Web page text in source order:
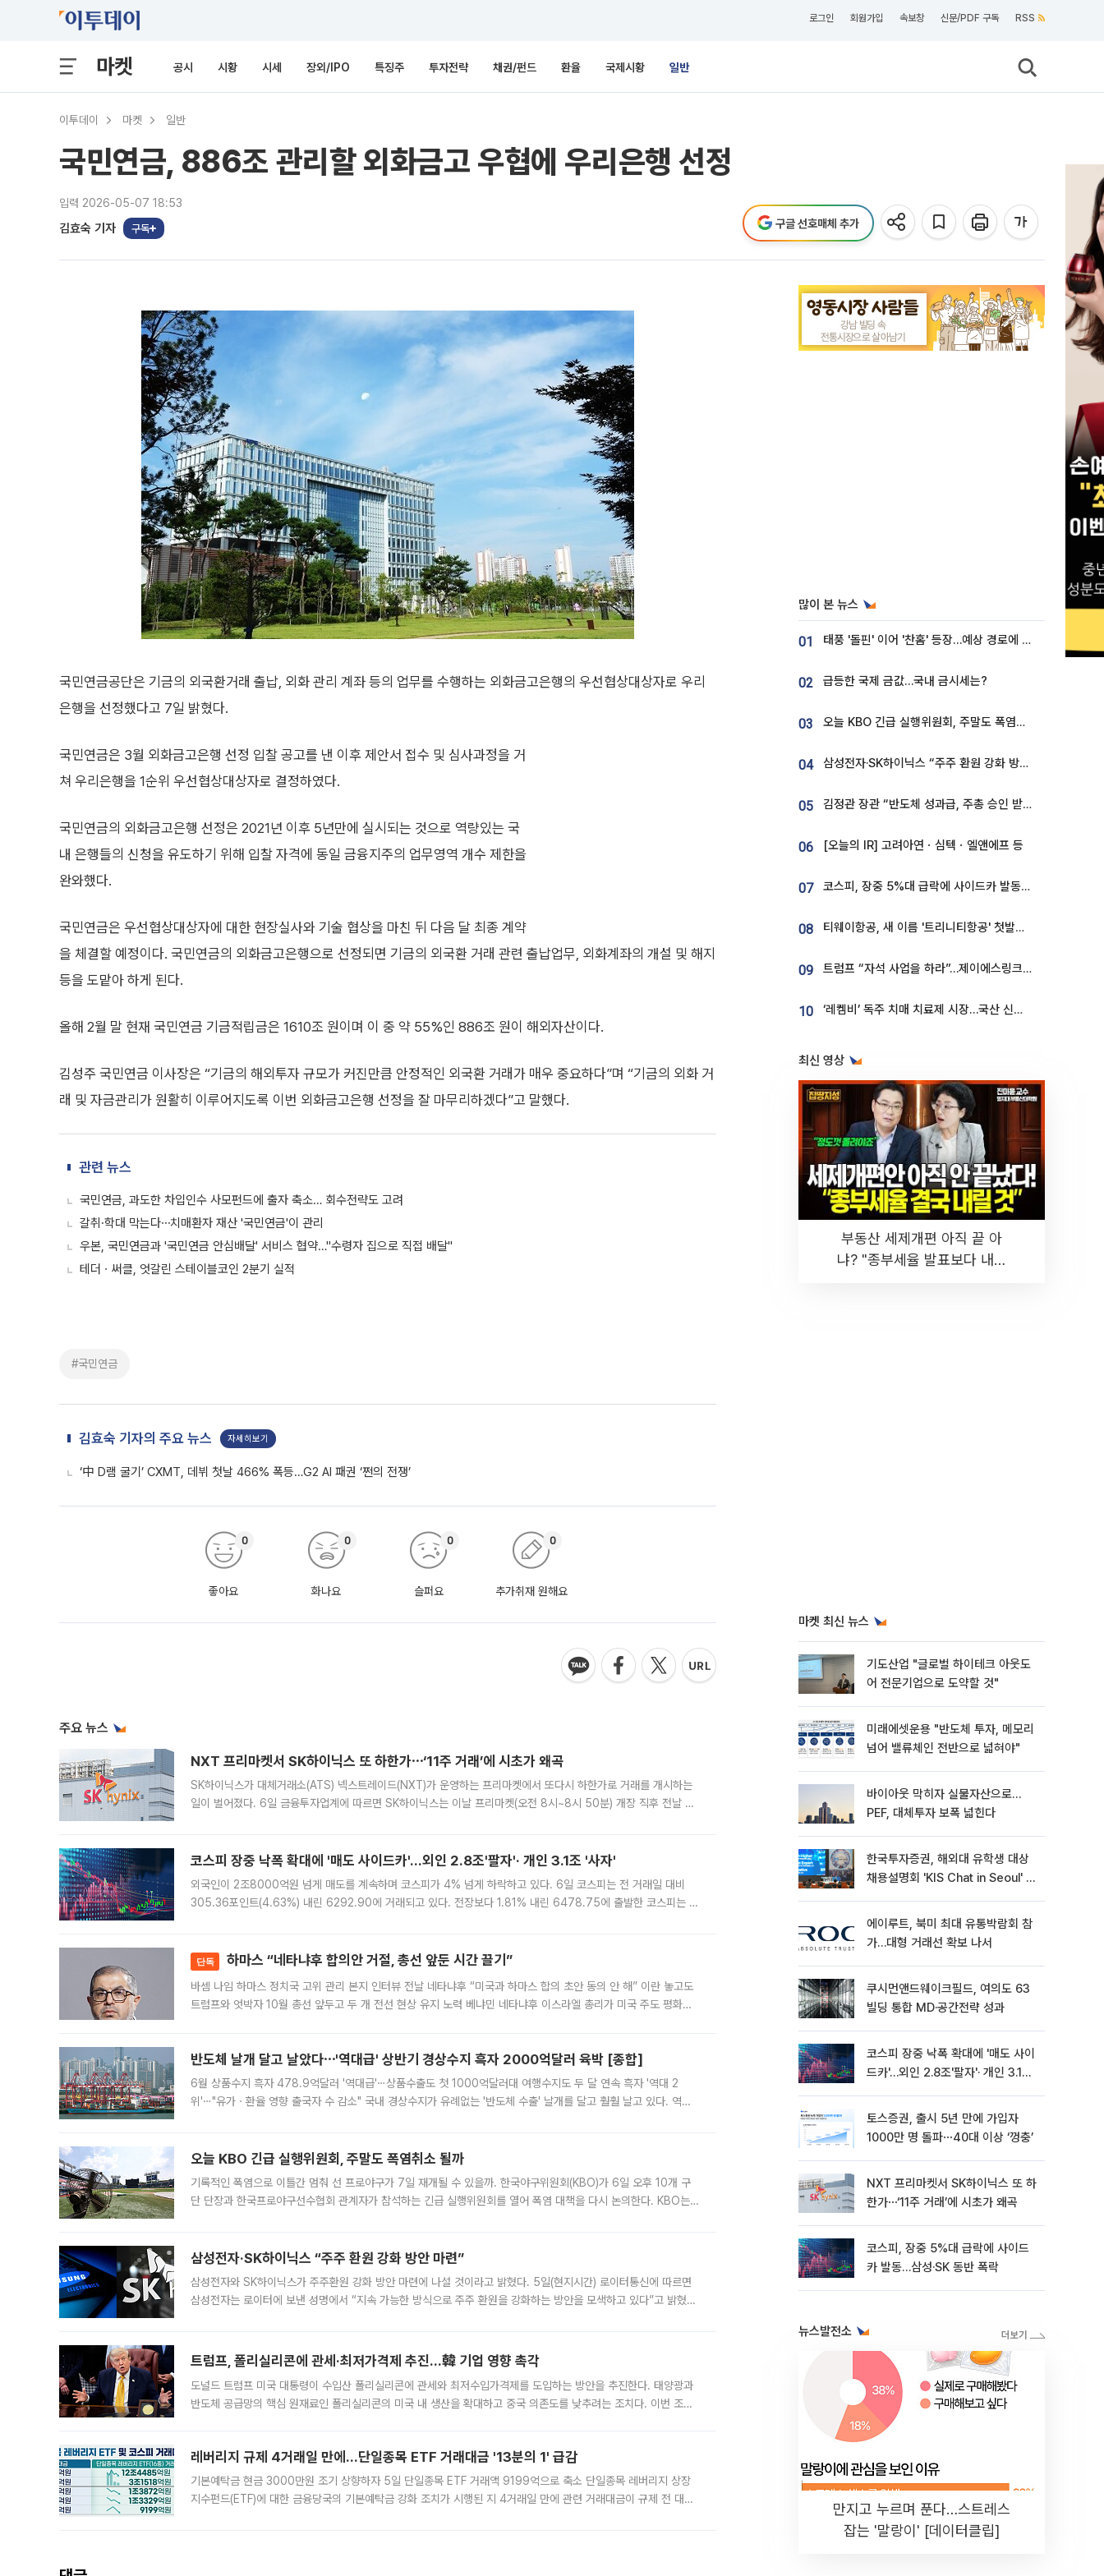
로그인 회원가입 속보창 신문/PDF 구독 RSS
마켓 공시 시황 시세 장외/IPO 특징주 투자전략 채권/펀드 환율 국제시황 일반
이투데이 마켓 일반
국민연금, 886조 관리할 외화금고 우협에 우리은행 선정
입력 2026-05-07 18:53
김효숙 기자 구독 구글 선호매체 추가
국민연금공단은 기금의 외국환거래 출납, 외화 관리 계좌 등의 업무를 수행하는 외화금고은행의 우선협상대상자로 우리
은행을 선정했다고 7일 밝혔다.
국민연금은 3월 외화금고은행 선정 입찰 공고를 낸 이후 제안서 접수 및 심사과정을 거
쳐 우리은행을 1순위 우선협상대상자로 결정하였다.
국민연금의 외화금고은행 선정은 2021년 이후 5년만에 실시되는 것으로 역량있는 국
내 은행들의 신청을 유도하기 위해 입찰 자격에 동일 금융지주의 업무영역 개수 제한을
완와했다.
국민연금은 우선협상대상자에 대한 현장실사와 기술 협상을 마친 뒤 다음 달 최종 계약
을 체결할 예정이다. 국민연금의 외화금고은행으로 선정되면 기금의 외국환 거래 관련 출납업무, 외화계좌의 개설 및 해지
등을 도맡아 하게 된다.
올해 2월 말 현재 국민연금 기금적립금은 1610조 원이며 이 중 약 55%인 886조 원이 해외자산이다.
김성주 국민연금 이사장은 “기금의 해외투자 규모가 커진만큼 안정적인 외국환 거래가 매우 중요하다”며 “기금의 외화 거
래 및 자금관리가 원활히 이루어지도록 이번 외화금고은행 선정을 잘 마무리하겠다”고 말했다.
관련 뉴스
국민연금, 과도한 차입인수 사모펀드에 출자 축소… 회수전략도 고려
갈취·학대 막는다⋯치매환자 재산 '국민연금'이 관리
우본, 국민연금과 '국민연금 안심배달' 서비스 협약…"수령자 집으로 직접 배달"
테더ㆍ써클, 엇갈린 스테이블코인 2분기 실적
#국민연금
김효숙 기자의 주요 뉴스 자세히보기
‘中 D램 굴기’ CXMT, 데뷔 첫날 466% 폭등…G2 AI 패권 ‘쩐의 전쟁’
좋아요
0
화나요
0
슬퍼요
0
추가취재 원해요
0
주요 뉴스
NXT 프리마켓서 SK하이닉스 또 하한가⋯‘11주 거래’에 시초가 왜곡
SK하이닉스가 대체거래소(ATS) 넥스트레이드(NXT)가 운영하는 프리마켓에서 또다시 하한가로 거래를 개시하는
일이 벌어졌다. 6일 금융투자업계에 따르면 SK하이닉스는 이날 프리마켓(오전 8시~8시 50분) 개장 직후 전날 정
코스피 장중 낙폭 확대에 '매도 사이드카'…외인 2.8조'팔자'· 개인 3.1조 '사자'
외국인이 2조8000억원 넘게 매도를 계속하며 코스피가 4% 넘게 하락하고 있다. 6일 코스피는 전 거래일 대비
305.36포인트(4.63%) 내린 6292.90에 거래되고 있다. 전장보다 1.81% 내린 6478.75에 출발한 코스피는 장
단독 하마스 “네타냐후 합의안 거절, 총선 앞둔 시간 끌기”
바셈 나임 하마스 정치국 고위 관리 본지 인터뷰 전날 네타냐후 “미국과 하마스 합의 초안 동의 안 해” 이란 놓고도
트럼프와 엇박자 10월 총선 앞두고 두 개 전선 현상 유지 노력 베냐민 네타냐후 이스라엘 총리가 미국 주도 평화위
반도체 날개 달고 날았다⋯'역대급' 상반기 경상수지 흑자 2000억달러 육박 [종합]
6월 상품수지 흑자 478.9억달러 '역대급'⋯상품수출도 첫 1000억달러대 여행수지도 두 달 연속 흑자 '역대 2
위'⋯"유가ㆍ환율 영향 출국자 수 감소" 국내 경상수지가 유례없는 '반도체 수출' 날개를 달고 훨훨 날고 있다. 역대
오늘 KBO 긴급 실행위원회, 주말도 폭염취소 될까
기록적인 폭염으로 이틀간 멈춰 선 프로야구가 7일 재개될 수 있을까. 한국야구위원회(KBO)가 6일 오후 10개 구
단 단장과 한국프로야구선수협회 관계자가 참석하는 긴급 실행위원회를 열어 폭염 대책을 다시 논의한다. KBO는
삼성전자·SK하이닉스 “주주 환원 강화 방안 마련”
삼성전자와 SK하이닉스가 주주환원 강화 방안 마련에 나설 것이라고 밝혔다. 5일(현지시간) 로이터통신에 따르면
삼성전자는 로이터에 보낸 성명에서 “지속 가능한 방식으로 주주 환원을 강화하는 방안을 모색하고 있다”고 밝혔다.
트럼프, 폴리실리콘에 관세·최저가격제 추진…韓 기업 영향 촉각
도널드 트럼프 미국 대통령이 수입산 폴리실리콘에 관세와 최저수입가격제를 도입하는 방안을 추진한다. 태양광과
반도체 공급망의 핵심 원재료인 폴리실리콘의 미국 내 생산을 확대하고 중국 의존도를 낮추려는 조치다. 이번 조처
레버리지 규제 4거래일 만에…단일종목 ETF 거래대금 '13분의 1' 급감
기본예탁금 현금 3000만원 조기 상향하자 5일 단일종목 ETF 거래액 9199억으로 축소 단일종목 레버리지 상장
지수펀드(ETF)에 대한 금융당국의 기본예탁금 강화 조치가 시행된 지 4거래일 만에 관련 거래대금이 규제 전 대비
많이 본 뉴스
01 태풍 '돌핀' 이어 '찬홈' 등장…예상 경로에 한국 '한숨'
02 급등한 국제 금값…국내 금시세는?
03 오늘 KBO 긴급 실행위원회, 주말도 폭염취소 될까
04 삼성전자·SK하이닉스 “주주 환원 강화 방안 마련”
05 김정관 장관 “반도체 성과급, 주총 승인 받도록”…상법·자본시장법 개정 시사
06 [오늘의 IR] 고려아연ㆍ심텍ㆍ엘앤에프 등
07 코스피, 장중 5%대 급락에 사이드카 발동…삼성·SK 동반 폭락
08 티웨이항공, 새 이름 '트리니티항공' 첫발…SSC 전략 본격화
09 트럼프 “자석 사업을 하라”…제이에스링크, 비중국 영구자석 공급망 구축 속도
10 ‘레켐비’ 독주 치매 치료제 시장…국산 신약 등장하나
최신 영상
부동산 세제개편 아직 끝 아
냐? "종부세율 발표보다 내릴
마켓 최신 뉴스
기도산업 "글로벌 하이테크 아웃도
어 전문기업으로 도약할 것"
미래에셋운용 "반도체 투자, 메모리
넘어 밸류체인 전반으로 넓혀야"
바이아웃 막히자 실물자산으로…
PEF, 대체투자 보폭 넓힌다
한국투자증권, 해외대 유학생 대상
채용설명회 'KIS Chat in Seoul' 개
에이루트, 북미 최대 유통박람회 참
가…대형 거래선 확보 나서
쿠시먼앤드웨이크필드, 여의도 63
빌딩 통합 MD·공간전략 성과
코스피 장중 낙폭 확대에 '매도 사이
드카'…외인 2.8조'팔자'· 개인 3.1조
토스증권, 출시 5년 만에 가입자
1000만 명 돌파⋯40대 이상 ‘껑충’
NXT 프리마켓서 SK하이닉스 또 하
한가⋯‘11주 거래’에 시초가 왜곡
코스피, 장중 5%대 급락에 사이드
카 발동…삼성·SK 동반 폭락
뉴스발전소
만지고 누르며 푼다…스트레스
잡는 '말랑이' [데이터클립]